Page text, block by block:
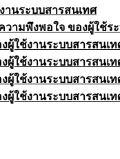
านระบบสารสนเทศ
วามพึงพอใจ ของผู้ใช้ร
ผู้ใช้งานระบบสารสนเท
ผู้ใช้งานระบบสารสนเท
ผู้ใช้งานระบบสารสนเท
ผู้ใช้งานระบบสารสนเท